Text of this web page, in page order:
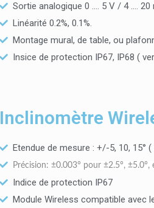
Sortie analogique 0 .... 5 V / 4 .... 20
Linéarité 0.2%, 0.1%.
Montage mural, de table, ou
Insice de protection IP67, IP68 (
Inclinomètre
Etendue de mesure : +/-5, 10, 15°
Précision: ±0.003° pour ±2.5°,
Indice de protection IP67
Module Wireless compatible avec